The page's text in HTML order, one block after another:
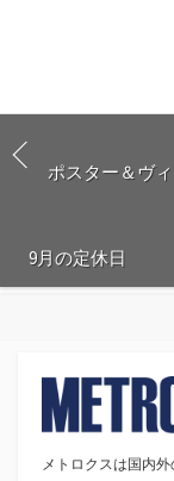
ポスター＆ヴ
9月の定休日
メトロクスは国内